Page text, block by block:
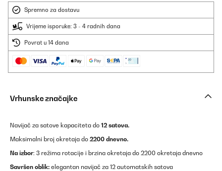
Spremno za dostavu
Vrijeme isporuke: 3 - 4 radnih dana
Povrat u 14 dana
Vrhunske značajke
Navijač za satove kapaciteta do 12 satova.
Maksimalni broj okretaja do 2200 dnevno.
Na izbor: 3 režima rotacije i brzina okretaja do 2200 okretaja dnevno
Savršen oblik: elegantan navijač za 12 automatskih satova